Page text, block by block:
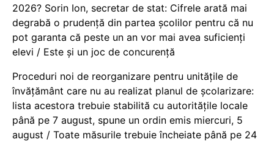
2026? Sorin Ion, secretar de stat: Cifrele arată mai
degrabă o prudență din partea școlilor pentru că nu
pot garanta că peste un an vor mai avea suficienți
elevi / Este și un joc de concurență
Proceduri noi de reorganizare pentru unitățile de
învățământ care nu au realizat planul de școlarizare:
lista acestora trebuie stabilită cu autoritățile locale
până pe 7 august, spune un ordin emis miercuri, 5
august / Toate măsurile trebuie încheiate până pe 24